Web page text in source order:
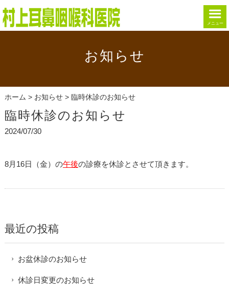
メニュー
お知らせ
ホーム > お知らせ> 臨時休診のお知らせ
臨時休診のお知らせ
2024/07/30
8月16日（金）の午後の診療を休診とさせて頂きます。
最近の投稿
お盆休診のお知らせ
休診日変更のお知らせ